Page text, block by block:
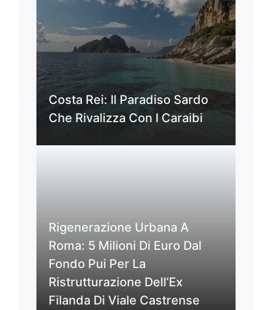
Costa Rei: Il Paradiso Sardo
Che Rivalizza Con I Caraibi
Rigenerazione Urbana A
Roma: 5 Milioni Di Euro Dal
Fondo Pui Per La
Ristrutturazione Dell’Ex
Filanda Di Viale Castrense